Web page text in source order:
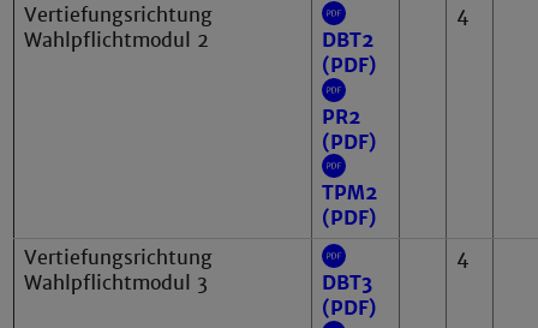
Vertiefungsrichtung
Wahlpflichtmodul 2
DBT2
(PDF)
PR2
(PDF)
TPM2
(PDF)
4
Vertiefungsrichtung
Wahlpflichtmodul 3
DBT3
(PDF)
4